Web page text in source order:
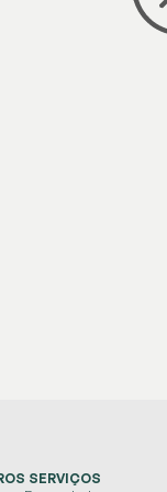
SERVIÇOS